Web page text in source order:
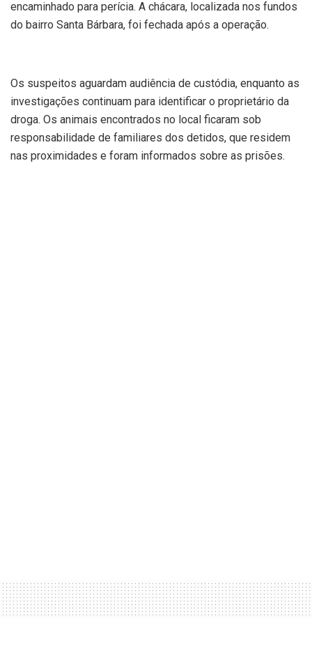
encaminhado para perícia. A chácara, localizada nos fundos
do bairro Santa Bárbara, foi fechada após a operação.
Os suspeitos aguardam audiência de custódia, enquanto as
investigações continuam para identificar o proprietário da
droga. Os animais encontrados no local ficaram sob
responsabilidade de familiares dos detidos, que residem
nas proximidades e foram informados sobre as prisões.